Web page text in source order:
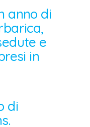
anno di
e
in
di